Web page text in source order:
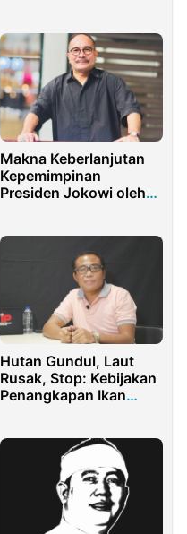
Makna Keberlanjutan
Kepemimpinan
Presiden Jokowi oleh
Hutan Gundul, Laut
Rusak, Stop: Kebijakan
Penangkapan Ikan